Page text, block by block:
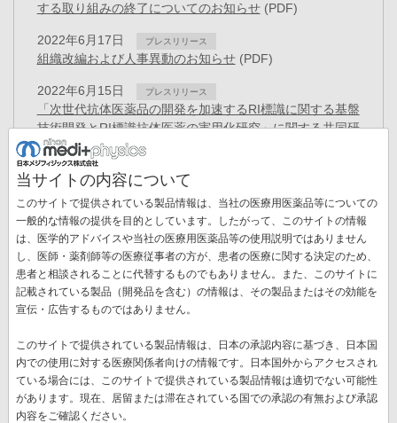
する取り組みの終了についてのお知らせ(PDF)
2022年6月17日 プレスリリース
組織改編および人事異動のお知らせ(PDF)
2022年6月15日 プレスリリース
「次世代抗体医薬品の開発を加速するRI標識に関する基盤
技術開発とRI標識抗体医薬の実用化研究」に関する共同研
究契約を締結(PDF)
2022年4月11日 お知らせ
「健康経営優良法人2022」認定のお知らせ(PDF)
2022年4月05日
新しいがん治療と期待されるTATのコア原料となるアクチ
ニウム225の小型加速器による治験薬製造スケールでの製
造に世界で初めて成功(PDF)
ペ
ー
送
り
頭
ペ
ー
ジ
ペ
ー
ジ
ー
ジ
ー
ジ
ー
ジ
ー
ジ
レ
ン
ト
ペ
ー
ジ
ペ
ー
ジ
12
ペ
ー
ジ
13
ペ
ー
ジ
14
次
ペ
ー
››
最
終
ペ
最終 »
新着情報一覧
当サイトの内容について
このサイトで提供されている製品情報は、当社の医療用医薬品等についての
一般的な情報の提供を目的としています。したがって、このサイトの情報
は、医学的アドバイスや当社の医療用医薬品等の使用説明ではありません
し、医師・薬剤師等の医療従事者の方が、患者の医療に関する決定のため、
患者と相談されることに代替するものでもありません。また、このサイトに
記載されている製品（開発品を含む）の情報は、その製品またはその効能を
宣伝・広告するものではありません。
このサイトで提供されている製品情報は、日本の承認内容に基づき、日本国
内での使用に対する医療関係者向けの情報です。日本国外からアクセスされ
ている場合には、このサイトで提供されている製品情報は適切でない可能性
があります。現在、居留または滞在されている国での承認の有無および承認
内容をご確認ください。